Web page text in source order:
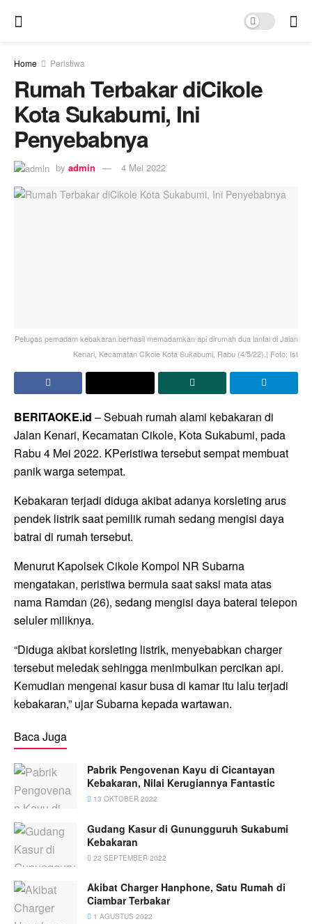
Home Peristiwa
Rumah Terbakar diCikole
Kota Sukabumi, Ini
Penyebabnya
by admin 4 Mei 2022
Petugas pemadam kebakaran berhasil memadamkan api dirumah dua lantai di Jalan
Kenari, Kecamatan Cikole Kota Sukabumi, Rabu (4/5/22).| Foto: Ist
BERITAOKE.id – Sebuah rumah alami kebakaran di
Jalan Kenari, Kecamatan Cikole, Kota Sukabumi, pada
Rabu 4 Mei 2022. KPeristiwa tersebut sempat membuat
panik warga setempat.
Kebakaran terjadi diduga akibat adanya korsleting arus
pendek listrik saat pemilik rumah sedang mengisi daya
batrai di rumah tersebut.
Menurut Kapolsek Cikole Kompol NR Subarna
mengatakan, peristiwa bermula saat saksi mata atas
nama Ramdan (26), sedang mengisi daya baterai telepon
seluler miliknya.
“Diduga akibat korsleting listrik, menyebabkan charger
tersebut meledak sehingga menimbulkan percikan api.
Kemudian mengenai kasur busa di kamar itu lalu terjadi
kebakaran,” ujar Subarna kepada wartawan.
Baca Juga
Pabrik Pengovenan Kayu di Cicantayan
Kebakaran, Nilai Kerugiannya Fantastic
13 OKTOBER 2022
Gudang Kasur di Gunungguruh Sukabumi
Kebakaran
22 SEPTEMBER 2022
Akibat Charger Hanphone, Satu Rumah di
Ciambar Terbakar
1 AGUSTUS 2022